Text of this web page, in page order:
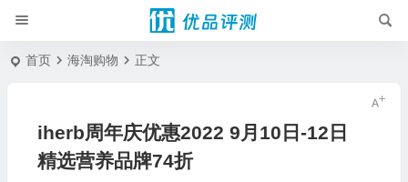
首页 海淘购物 正文
iherb周年庆优惠2022 9月10日-12日
精选营养品牌74折